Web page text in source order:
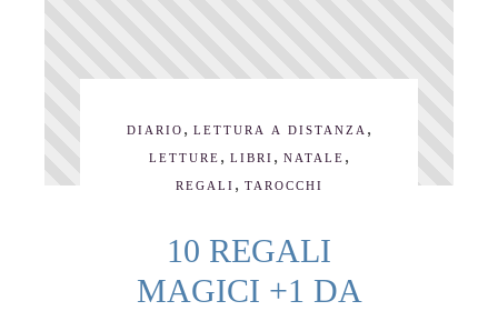
DIARIO , LETTURA A DISTANZA ,
LETTURE , LIBRI , NATALE ,
REGALI , TAROCCHI
10 REGALI
MAGICI +1 DA